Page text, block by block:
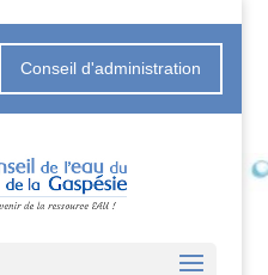
Conseil d'administration